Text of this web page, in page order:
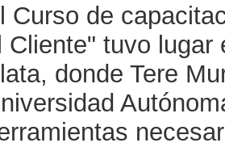
Curso de
Cliente" tuvo lugar
donde Tere